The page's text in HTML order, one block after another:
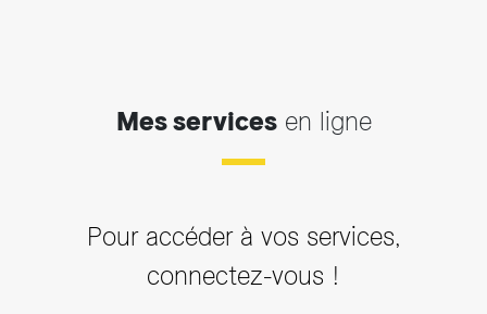
Mes servicesen ligne
Pour accéder à vos services,
connectez-vous !